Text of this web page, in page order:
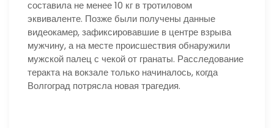
составила не менее 10 кг в тротиловом
эквиваленте. Позже были получены данные
видеокамер, зафиксировавшие в центре взрыва
мужчину, а на месте происшествия обнаружили
мужской палец с чекой от гранаты. Расследование
теракта на вокзале только начиналось, когда
Волгоград потрясла новая трагедия.